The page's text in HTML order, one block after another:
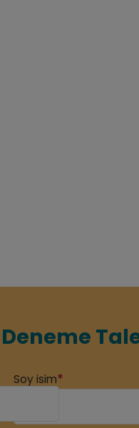
Soy isim*